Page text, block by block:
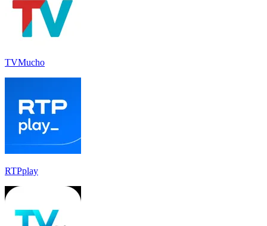
TVMucho
RTPplay